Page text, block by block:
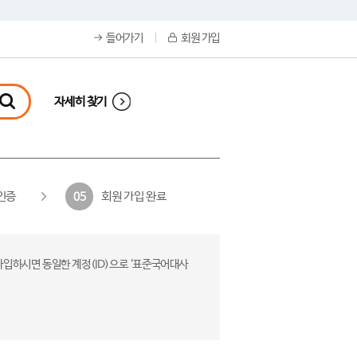
들어가기 회원 가입
자세히 찾기
증 05 회원 가입 완료
하시면 동일한 계정(ID)으로 ‘표준국어대사